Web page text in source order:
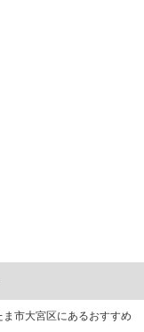
ま市大宮区にあるおすすめ